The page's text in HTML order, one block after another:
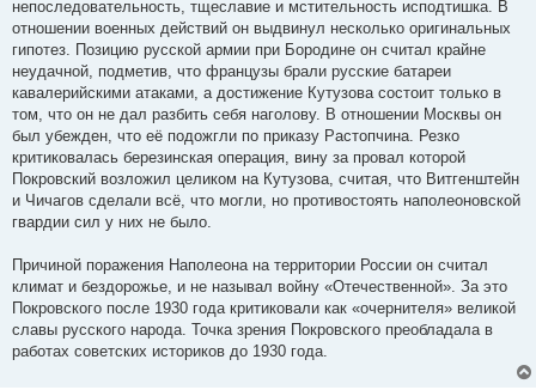
непоследовательность, тщеславие и мстительность исподтишка. В
отношении военных действий он выдвинул несколько оригинальных
гипотез. Позицию русской армии при Бородине он считал крайне
неудачной, подметив, что французы брали русские батареи
кавалерийскими атаками, а достижение Кутузова состоит только в
том, что он не дал разбить себя наголову. В отношении Москвы он
был убежден, что её подожгли по приказу Растопчина. Резко
критиковалась березинская операция, вину за провал которой
Покровский возложил целиком на Кутузова, считая, что Витгенштейн
и Чичагов сделали всё, что могли, но противостоять наполеоновской
гвардии сил у них не было.
Причиной поражения Наполеона на территории России он считал
климат и бездорожье, и не называл войну «Отечественной». За это
Покровского после 1930 года критиковали как «очернителя» великой
славы русского народа. Точка зрения Покровского преобладала в
работах советских историков до 1930 года.